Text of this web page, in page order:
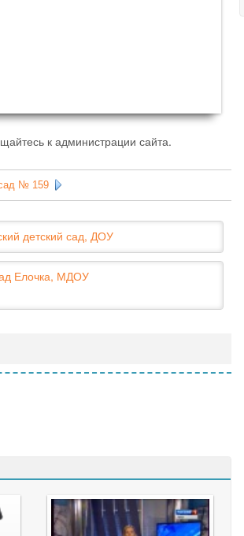
к администрации сайта.
№ 159
детский сад, ДОУ
Елочка, МДОУ